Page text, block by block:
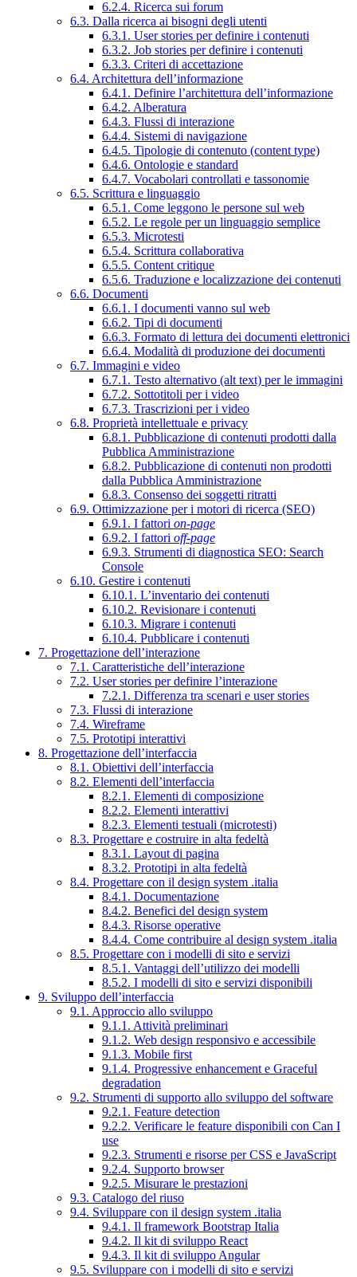
6.2.4. Ricerca sui forum
6.3. Dalla ricerca ai bisogni degli utenti
6.3.1. User stories per definire i contenuti
6.3.2. Job stories per definire i contenuti
6.3.3. Criteri di accettazione
6.4. Architettura dell’informazione
6.4.1. Definire l’architettura dell’informazione
6.4.2. Alberatura
6.4.3. Flussi di interazione
6.4.4. Sistemi di navigazione
6.4.5. Tipologie di contenuto (content type)
6.4.6. Ontologie e standard
6.4.7. Vocabolari controllati e tassonomie
6.5. Scrittura e linguaggio
6.5.1. Come leggono le persone sul web
6.5.2. Le regole per un linguaggio semplice
6.5.3. Microtesti
6.5.4. Scrittura collaborativa
6.5.5. Content critique
6.5.6. Traduzione e localizzazione dei contenuti
6.6. Documenti
6.6.1. I documenti vanno sul web
6.6.2. Tipi di documenti
6.6.3. Formato di lettura dei documenti elettronici
6.6.4. Modalità di produzione dei documenti
6.7. Immagini e video
6.7.1. Testo alternativo (alt text) per le immagini
6.7.2. Sottotitoli per i video
6.7.3. Trascrizioni per i video
6.8. Proprietà intellettuale e privacy
6.8.1. Pubblicazione di contenuti prodotti dalla
Pubblica Amministrazione
6.8.2. Pubblicazione di contenuti non prodotti
dalla Pubblica Amministrazione
6.8.3. Consenso dei soggetti ritratti
6.9. Ottimizzazione per i motori di ricerca (SEO)
6.9.1. I fattori on-page
6.9.2. I fattori off-page
6.9.3. Strumenti di diagnostica SEO: Search
Console
6.10. Gestire i contenuti
6.10.1. L’inventario dei contenuti
6.10.2. Revisionare i contenuti
6.10.3. Migrare i contenuti
6.10.4. Pubblicare i contenuti
7. Progettazione dell’interazione
7.1. Caratteristiche dell’interazione
7.2. User stories per definire l’interazione
7.2.1. Differenza tra scenari e user stories
7.3. Flussi di interazione
7.4. Wireframe
7.5. Prototipi interattivi
8. Progettazione dell’interfaccia
8.1. Obiettivi dell’interfaccia
8.2. Elementi dell’interfaccia
8.2.1. Elementi di composizione
8.2.2. Elementi interattivi
8.2.3. Elementi testuali (microtesti)
8.3. Progettare e costruire in alta fedeltà
8.3.1. Layout di pagina
8.3.2. Prototipi in alta fedeltà
8.4. Progettare con il design system .italia
8.4.1. Documentazione
8.4.2. Benefici del design system
8.4.3. Risorse operative
8.4.4. Come contribuire al design system .italia
8.5. Progettare con i modelli di sito e servizi
8.5.1. Vantaggi dell’utilizzo dei modelli
8.5.2. I modelli di sito e servizi disponibili
9. Sviluppo dell’interfaccia
9.1. Approccio allo sviluppo
9.1.1. Attività preliminari
9.1.2. Web design responsivo e accessibile
9.1.3. Mobile first
9.1.4. Progressive enhancement e Graceful
degradation
9.2. Strumenti di supporto allo sviluppo del software
9.2.1. Feature detection
9.2.2. Verificare le feature disponibili con Can I
use
9.2.3. Strumenti e risorse per CSS e JavaScript
9.2.4. Supporto browser
9.2.5. Misurare le prestazioni
9.3. Catalogo del riuso
9.4. Sviluppare con il design system .italia
9.4.1. Il framework Bootstrap Italia
9.4.2. Il kit di sviluppo React
9.4.3. Il kit di sviluppo Angular
9.5. Sviluppare con i modelli di sito e servizi